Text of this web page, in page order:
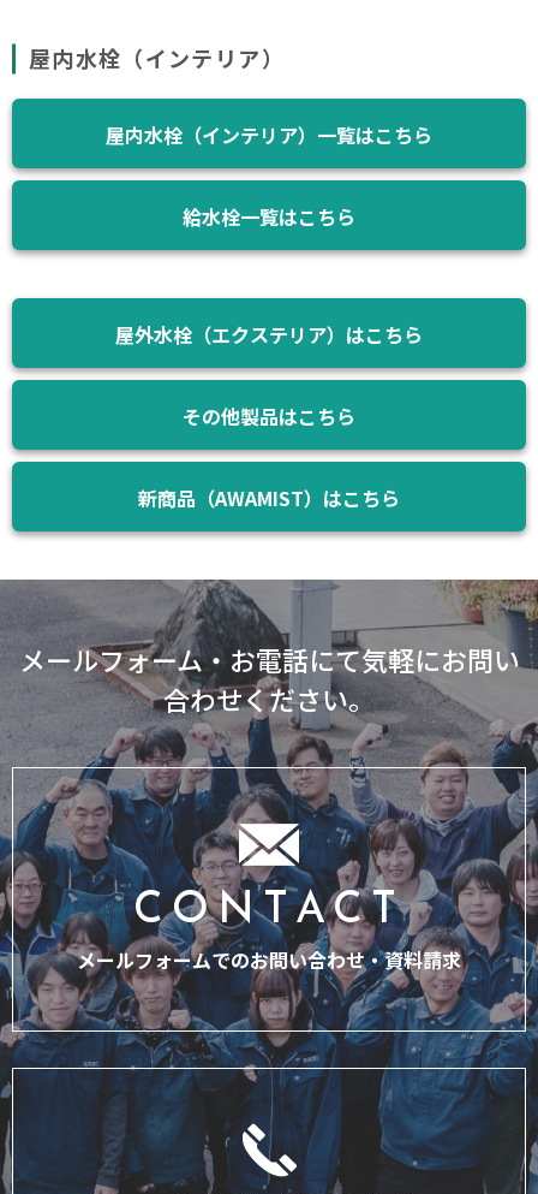
屋内水栓（インテリア）
屋内水栓（インテリア）一覧はこちら
給水栓一覧はこちら
屋外水栓（エクステリア）はこちら
その他製品はこちら
新商品（AWAMIST）はこちら
メールフォーム・お電話にて気軽にお問い
合わせください。
CONTACT
メールフォームでのお問い合わせ・資料請求